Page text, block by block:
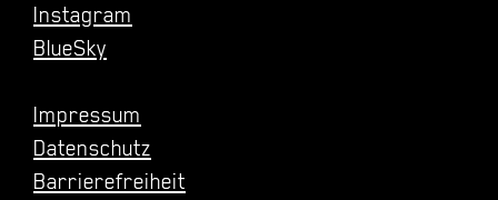
Instagram
BlueSky
Impressum
Datenschutz
Barrierefreiheit